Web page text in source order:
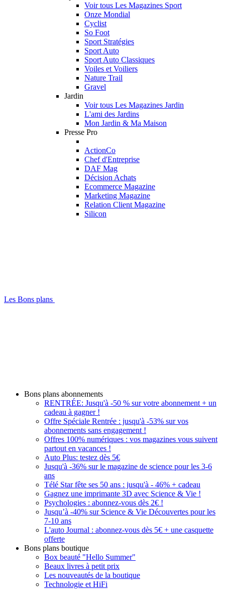
Voir tous Les Magazines Sport
Onze Mondial
Cyclist
So Foot
Sport Stratégies
Sport Auto
Sport Auto Classiques
Voiles et Voiliers
Nature Trail
Gravel
Jardin
Voir tous Les Magazines Jardin
L'ami des Jardins
Mon Jardin & Ma Maison
Presse Pro
ActionCo
Chef d'Entreprise
DAF Mag
Décision Achats
Ecommerce Magazine
Marketing Magazine
Relation Client Magazine
Silicon
Les Bons plans
Bons plans abonnements
RENTRÉE: Jusqu'à -50 % sur votre abonnement + un
cadeau à gagner !
Offre Spéciale Rentrée : jusqu'à -53% sur vos
abonnements sans engagement !
Offres 100% numériques : vos magazines vous suivent
partout en vacances !
Auto Plus: testez dès 5€
Jusqu'à -36% sur le magazine de science pour les 3-6
ans
Télé Star fête ses 50 ans : jusqu'à - 46% + cadeau
Gagnez une imprimante 3D avec Science & Vie !
Psychologies : abonnez-vous dès 2€ !
Jusqu’à -40% sur Science & Vie Découvertes pour les
7-10 ans
L'auto Journal : abonnez-vous dès 5€ + une casquette
offerte
Bons plans boutique
Box beauté "Hello Summer"
Beaux livres à petit prix
Les nouveautés de la boutique
Technologie et HiFi